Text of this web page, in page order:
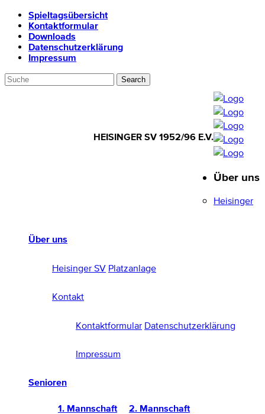
Spieltagsübersicht
Kontaktformular
Downloads
Datenschutzerklärung
Impressum
HEISINGER SV 1952/96 E.V.
1952/96 E.V.
Über uns
Heisinger SV Platzanlage
Kontakt
Kontaktformular Datenschutzerklärung
Impressum
Senioren
1. Mannschaft 2. Mannschaft
Über uns
Heisinger